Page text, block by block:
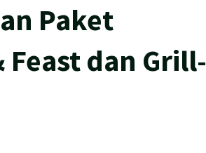
Paket
dan Grill-